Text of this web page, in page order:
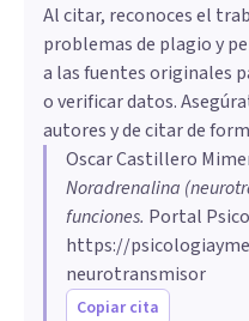
Al citar, reconoces el
problemas de plagio y
a las fuentes originales
o verificar datos.
autores y de citar de
Oscar Castillero
Noradrenalina
funciones. Portal
https://
neurotransmisor
Copiar cita